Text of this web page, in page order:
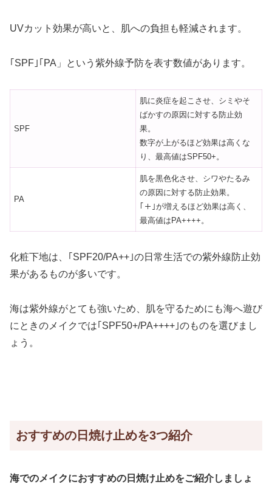
UVカット効果が高いと、肌への負担も軽減されます。
｢SPF｣｢PA」という紫外線予防を表す数値があります。
SPF
肌に炎症を起こさせ、シミやそ
ばかすの原因に対する防止効
果。
数字が上がるほど効果は高くな
り、最高値はSPF50+。
PA
肌を黒色化させ、シワやたるみ
の原因に対する防止効果。
｢＋｣が増えるほど効果は高く、
最高値はPA++++。
化粧下地は、｢SPF20/PA++｣の日常生活での紫外線防止効
果があるものが多いです。
海は紫外線がとても強いため、肌を守るためにも海へ遊び
にときのメイクでは｢SPF50+/PA++++｣のものを選びまし
ょう。
おすすめの日焼け止めを3つ紹介
海でのメイクにおすすめの日焼け止めをご紹介しましょ